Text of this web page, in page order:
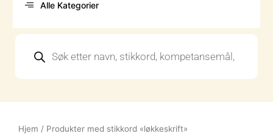
Alle Kategorier
search
Hjem / Produkter med stikkord «løkkeskrift»